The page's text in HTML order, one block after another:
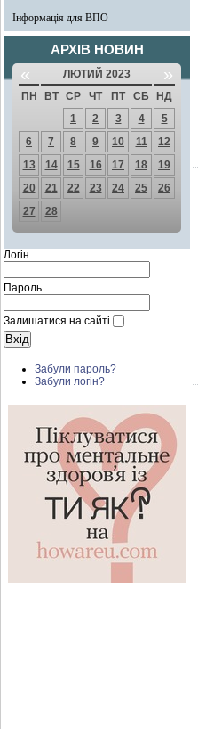
Інформація для ВПО
АРХІВ НОВИН
« ЛЮТИЙ 2023 »
ПН ВТ СР ЧТ ПТ СБ
НД
1
2 3 4
5
6
7 8 9 10 11
12
13
14 15 16 17 18
19
20
21 22 23 24 25
26
27
28
Логін
Пароль
Залишатися на сайті
Забули пароль?
Забули логін?